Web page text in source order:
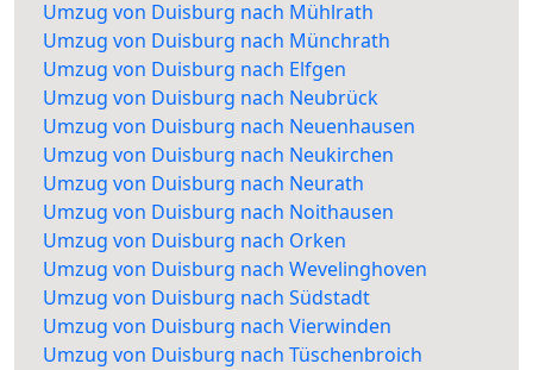
Umzug von Duisburg nach Mühlrath
Umzug von Duisburg nach Münchrath
Umzug von Duisburg nach Elfgen
Umzug von Duisburg nach Neubrück
Umzug von Duisburg nach Neuenhausen
Umzug von Duisburg nach Neukirchen
Umzug von Duisburg nach Neurath
Umzug von Duisburg nach Noithausen
Umzug von Duisburg nach Orken
Umzug von Duisburg nach Wevelinghoven
Umzug von Duisburg nach Südstadt
Umzug von Duisburg nach Vierwinden
Umzug von Duisburg nach Tüschenbroich